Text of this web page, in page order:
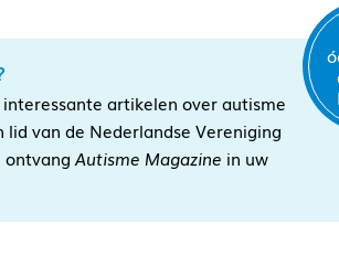
artikelen over autisme
lid van de Nederlandse Vereniging
ontvang Autisme Magazine in uw